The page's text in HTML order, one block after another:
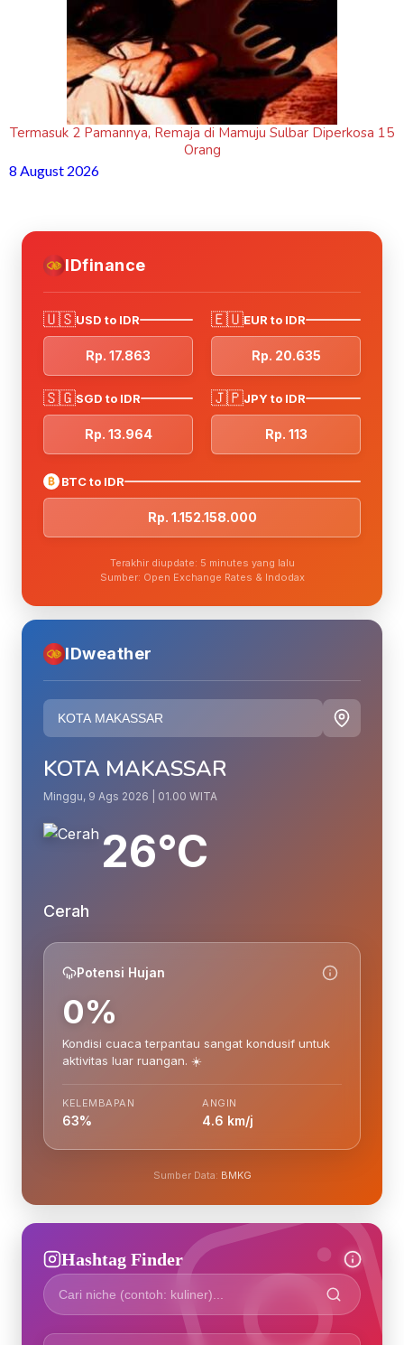
Termasuk 2 Pamannya, Remaja di Mamuju Sulbar Diperkosa 15
Orang
8 August 2026
IDfinance
🇺🇸USD to IDR
Rp. 17.863
🇪🇺EUR to IDR
Rp. 20.635
🇸🇬SGD to IDR
Rp. 13.964
🇯🇵JPY to IDR
Rp. 113
₿ BTC to IDR
Rp. 1.152.158.000
Terakhir diupdate: 5 minutes yang lalu
Sumber: Open Exchange Rates & Indodax
IDweather
KOTA MAKASSAR
Minggu, 9 Ags 2026 | 01.00 WITA
26°C
Cerah
Potensi Hujan
0%
Kondisi cuaca terpantau sangat kondusif untuk
aktivitas luar ruangan. ☀️
KELEMBAPAN
63%
ANGIN
4.6 km/j
Sumber Data: BMKG
Hashtag Finder